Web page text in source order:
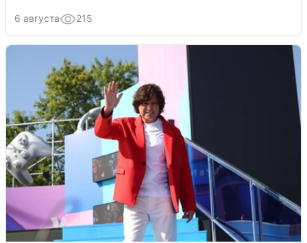
6 августа 215